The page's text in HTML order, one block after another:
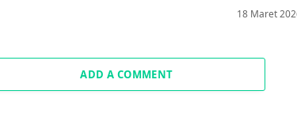
18 Maret
ADD A COMMENT